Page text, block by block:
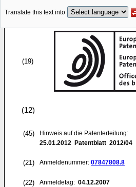
Translate this text into
(19)
(12)
(45)
Hinweis auf die Patenterteilung:
25.01.2012 Patentblatt 2012/04
(21) Anmeldenummer: 07847808.8
(22) Anmeldetag: 04.12.2007